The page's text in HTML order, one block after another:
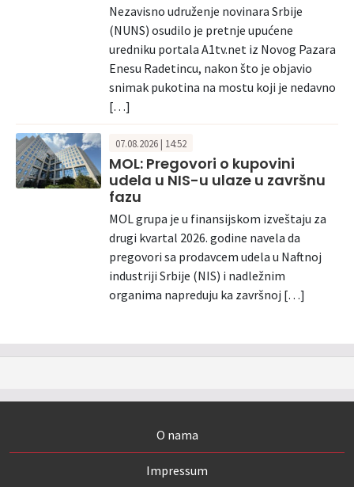
Nezavisno udruženje novinara Srbije
(NUNS) osudilo je pretnje upućene
uredniku portala A1tv.net iz Novog Pazara
Enesu Radetincu, nakon što je objavio
snimak pukotina na mostu koji je nedavno
[…]
07.08.2026 | 14:52
MOL: Pregovori o kupovini
udela u NIS-u ulaze u završnu
fazu
MOL grupa je u finansijskom izveštaju za
drugi kvartal 2026. godine navela da
pregovori sa prodavcem udela u Naftnoj
industriji Srbije (NIS) i nadležnim
organima napreduju ka završnoj […]
O nama
Impressum